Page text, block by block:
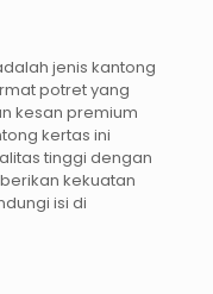
jenis kantong
potret yang
kesan premium
kertas ini
tinggi dengan
kekuatan
isi di